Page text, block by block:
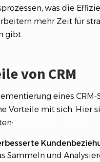
was die
mehr Zeit für
gibt.
von CRM
eines CRM-
Vorteile mit sich. Hier
Sammeln und